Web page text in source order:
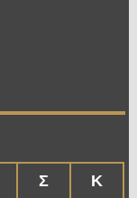
Σ
Κ